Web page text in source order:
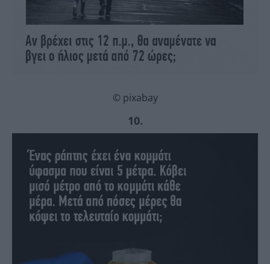
© pixabay
10.